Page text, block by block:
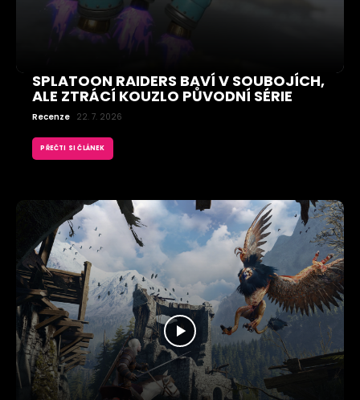
SPLATOON RAIDERS BAVÍ V SOUBOJÍCH,
ALE ZTRÁCÍ KOUZLO PŮVODNÍ SÉRIE
Recenze 22. 7. 2026
PŘEČTI SI ČLÁNEK